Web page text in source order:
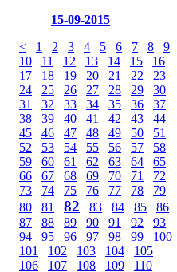
15-09-2015
<
1 2 3 4 5 6 7 8
9
10
11 12 13 14 15
16
17
18 19 20 21 22
23
24
25 26 27 28 29
30
31
32 33 34 35 36
37
38
39 40 41 42 43
44
45
46 47 48 49 50
51
52
53 54 55 56 57
58
59
60 61 62 63 64
65
66
67 68 69 70 71
72
73
74 75 76 77 78
79
80
81 82 83 84 85
86
87
88 89 90 91 92
93
94
95 96 97 98 99
100
101
102 103 104
105
106
107 108 109
110